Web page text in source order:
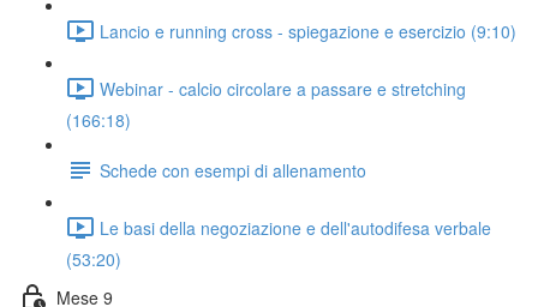
Lancio e running cross - spiegazione e esercizio (9:10)
Webinar - calcio circolare a passare e stretching
(166:18)
Schede con esempi di allenamento
Le basi della negoziazione e dell'autodifesa verbale
(53:20)
Mese 9